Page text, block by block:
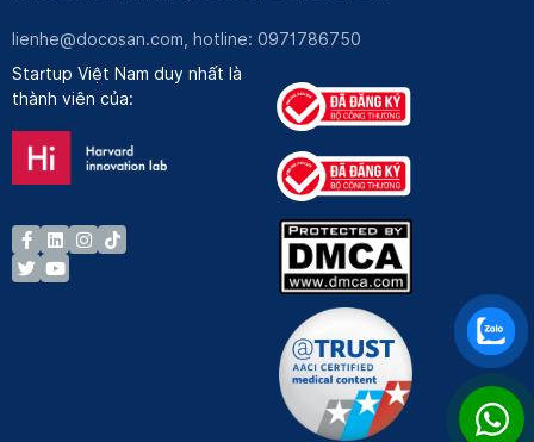
lienhe@docosan.com , hotline: 0971786750
Startup Việt Nam duy nhất là
thành viên của: